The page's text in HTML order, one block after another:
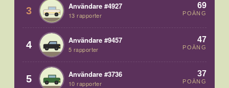
3 Användare #4927
13 rapporter
69
POÄNG
4 Användare #9457
5 rapporter
47
POÄNG
5 Användare #3736
10 rapporter
37
POÄNG